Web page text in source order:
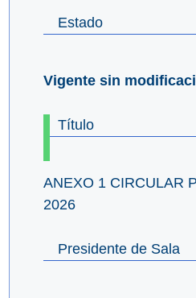
Estado
Vigente sin
Título
ANEXO 1 CIRCULAR
2026
Presidente de Sala